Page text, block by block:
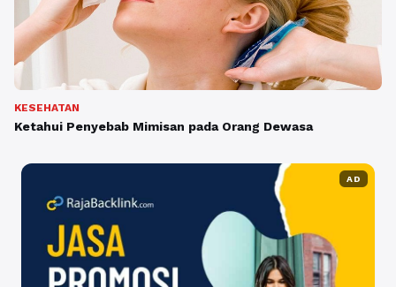
KESEHATAN
Ketahui Penyebab Mimisan pada Orang Dewasa
AD